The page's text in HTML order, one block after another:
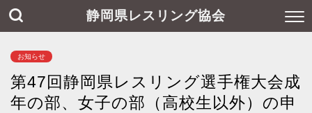
静岡県レスリング協会
お知らせ
第47回静岡県レスリング選手権大会成
年の部、女子の部（高校生以外）の申